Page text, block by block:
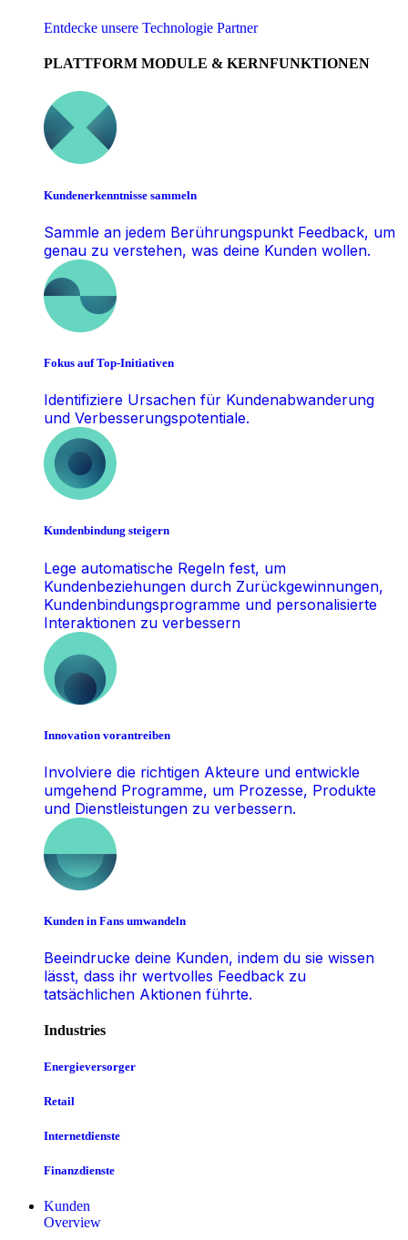
Entdecke unsere Technologie Partner
PLATTFORM MODULE & KERNFUNKTIONEN
Kundenerkenntnisse sammeln
Sammle an jedem Berührungspunkt Feedback, um
genau zu verstehen, was deine Kunden wollen.
Fokus auf Top-Initiativen
Identifiziere Ursachen für Kundenabwanderung
und Verbesserungspotentiale.
Kundenbindung steigern
Lege automatische Regeln fest, um
Kundenbeziehungen durch Zurückgewinnungen,
Kundenbindungsprogramme und personalisierte
Interaktionen zu verbessern
Innovation vorantreiben
Involviere die richtigen Akteure und entwickle
umgehend Programme, um Prozesse, Produkte
und Dienstleistungen zu verbessern.
Kunden in Fans umwandeln
Beeindrucke deine Kunden, indem du sie wissen
lässt, dass ihr wertvolles Feedback zu
tatsächlichen Aktionen führte.
Industries
Energieversorger
Retail
Internetdienste
Finanzdienste
Kunden
Overview